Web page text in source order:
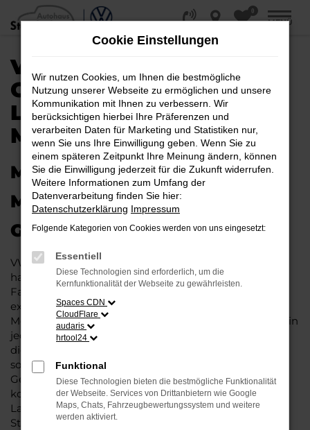
Zum
Hauptinhalt
0
MENÜ
VW E-UP!
GEBRAUCHTWAGEN |
LIEFERSERVICE NACH
MINDEN
MIT RABATT DURCH MINDEN
MIT DEM VW E-UP!
GEBRAUCHTWAGEN
VW e-up! Gebrauchtwagen liegen im Trend und das
hat einen vergleichsweise einfachen Grund. Ob für
Fahrten in und um Minden oder längere Strecken: es
existieren schlichtweg kaum Fahrzeuge, die diesem
Modell das Wasser reichen können. Die Qualität steht in
jeder Modellgeneration außer Frage. Hinzu kommen
die vielfältigen Möglichkeiten einer Individualisierung
sowie die zahlreichen Assistenzsysteme. Ein VW e-up!
Gebrauchtwagen für Minden ist ein Fahrzeug, wie es
kompletter nicht sein könnte und überzeugt durch
Langlebigkeit und einen sehr soliden Werterhalt. Bei
Steinböhmer kommt hinzu, dass Sie sich über einen
Cookie Einstellungen
Wir nutzen Cookies, um Ihnen die bestmögliche
Nutzung unserer Webseite zu ermöglichen und unsere
Kommunikation mit Ihnen zu verbessern. Wir
berücksichtigen hierbei Ihre Präferenzen und
verarbeiten Daten für Marketing und Statistiken nur,
wenn Sie uns Ihre Einwilligung geben. Wenn Sie zu
einem späteren Zeitpunkt Ihre Meinung ändern, können
Sie die Einwilligung jederzeit für die Zukunft widerrufen.
Weitere Informationen zum Umfang der
Datenverarbeitung finden Sie hier:
Datenschutzerklärung Impressum
Folgende Kategorien von Cookies werden von uns eingesetzt:
Essentiell
Diese Technologien sind erforderlich, um die
Kernfunktionalität der Webseite zu gewährleisten.
Spaces CDN
CloudFlare
audaris
hrtool24
Funktional
Diese Technologien bieten die bestmögliche Funktionalität
der Webseite. Services von Drittanbietern wie Google
Maps, Chats, Fahrzeugbewertungssystem und weitere
werden aktiviert.